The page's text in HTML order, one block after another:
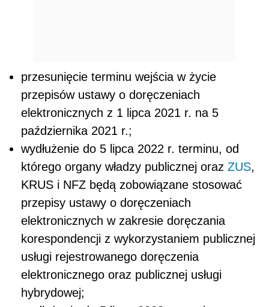
przesunięcie terminu wejścia w życie
przepisów ustawy o doręczeniach
elektronicznych z 1 lipca 2021 r. na 5
października 2021 r.;
wydłużenie do 5 lipca 2022 r. terminu, od
którego organy władzy publicznej oraz ZUS,
KRUS i NFZ będą zobowiązane stosować
przepisy ustawy o doręczeniach
elektronicznych w zakresie doręczania
korespondencji z wykorzystaniem publicznej
usługi rejestrowanego doręczenia
elektronicznego oraz publicznej usługi
hybrydowej;